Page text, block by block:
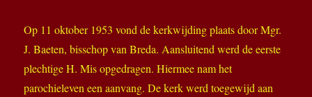
Op 11 oktober 1953 vond de kerkwijding plaats door Mgr.
J. Baeten, bisschop van Breda. Aansluitend werd de eerste
plechtige H. Mis opgedragen. Hiermee nam het
parochieleven een aanvang. De kerk werd toegewijd aan